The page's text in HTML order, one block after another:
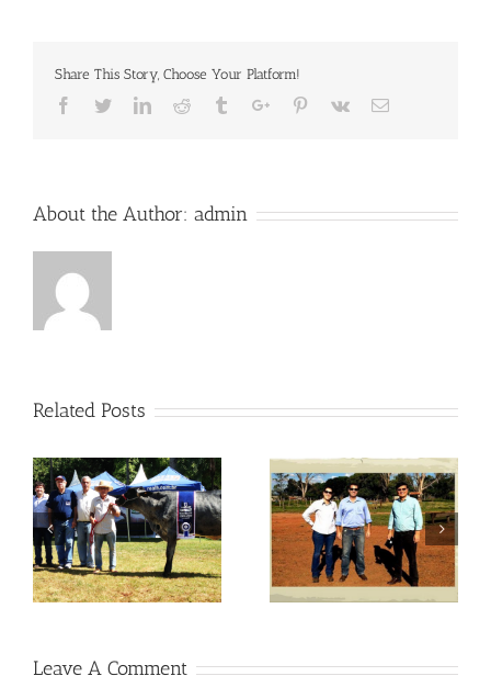
Share This Story, Choose Your Platform!
Facebook
TwitterLinkedinReddit TumblrGoogle+Pinterest
Vk Email
About the Author: admin
Related Posts
Visitas no Fazendão Visitas no Fazendão
Leave A Comment